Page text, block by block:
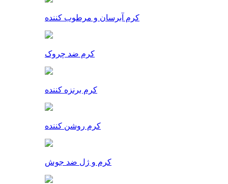
کرم آبرسان و مرطوب کننده
کرم ضد چروک
کرم برنزه کننده
کرم روشن کننده
کرم و ژل ضد جوش